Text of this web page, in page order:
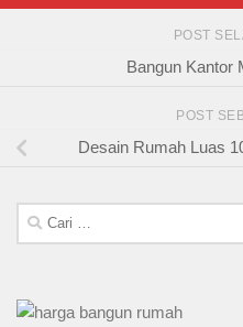
POST
Bangun Kantor
POST
Desain Rumah Luas
Cari
untuk: